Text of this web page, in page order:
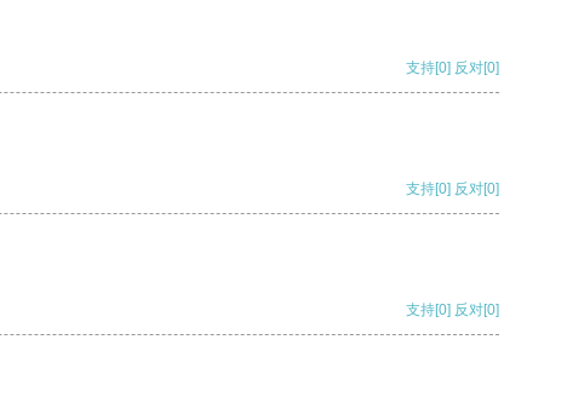
支持[0] 反对[0]
支持[0] 反对[0]
支持[0] 反对[0]